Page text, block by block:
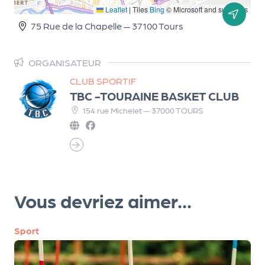
Leaflet | Tiles Bing © Microsoft and suppliers
75 Rue de la Chapelle — 37100 Tours
ORGANISATEUR
CLUB SPORTIF
TBC -TOURAINE BASKET CLUB
154 rue Michelet — 37000 TOURS
Vous devriez aimer...
Sport
d
e
l'
o
r
g
a
t
e